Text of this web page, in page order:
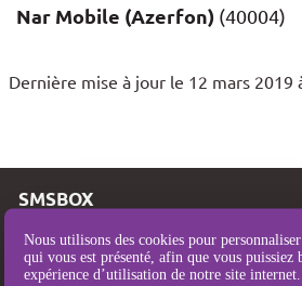
Nous utilisons des cookies pour
qui vous est présenté, afin que vous
expérience d’utilisation de notre site internet.
Nar Mobile (Azerfon) (40004)
Dernière mise à jour le 12 mars 2019
SMSBOX
Tarifs SMS
Couverture SMS